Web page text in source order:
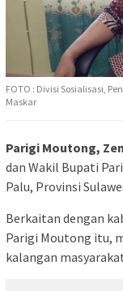
FOTO : Divisi Sosialisasi,
Maskar
Parigi Moutong,
dan Wakil Bupati
Palu, Provinsi
Berkaitan dengan
Parigi Moutong itu,
kalangan